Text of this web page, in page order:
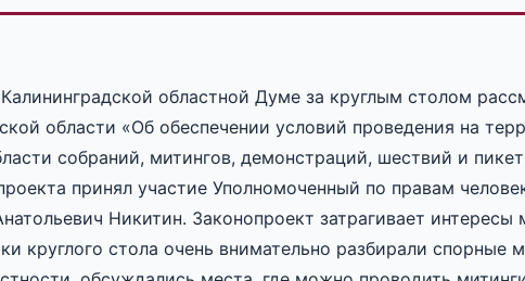
Калининградской областной Думе за круглым столом
области «Об обеспечении условий проведения на
собраний, митингов, демонстраций, шествий и
принял участие Уполномоченный по правам
Никитин. Законопроект затрагивает интересы
круглого стола очень внимательно разбирали спорные